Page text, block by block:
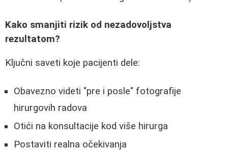
Kako smanjiti rizik od nezadovoljstva
rezultatom?
Ključni saveti koje pacijenti dele:
Obavezno videti "pre i posle" fotografije
hirurgovih radova
Otići na konsultacije kod više hirurga
Postaviti realna očekivanja